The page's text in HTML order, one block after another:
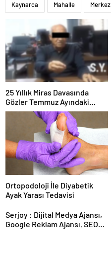
Kaynarca Mahalle Merkez
25 Yıllık Miras Davasında
Gözler Temmuz Ayındaki
Karar Duruşmasına Çevrildi
Ortopodoloji İle Diyabetik
Ayak Yarası Tedavisi
Serjoy : Dijital Medya Ajansı,
Google Reklam Ajansı, SEO